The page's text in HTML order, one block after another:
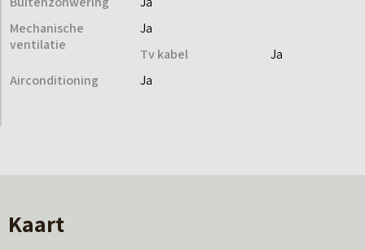
Mechanische
ventilatie
Ja
Tv kabel
Ja
Airconditioning
Ja
Kaart